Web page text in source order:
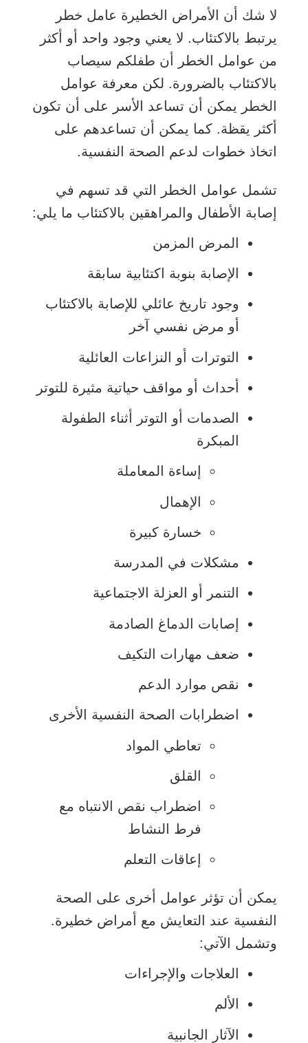
احتمالية الانتحار مساعدة الشباب
المعرضين لخطر الانتحار للحصول
على الرعاية الصحية النفسية.
يمكن أن يكون تقييم خطر الانتحار
أكثر صعوبة عند الأطفال والمراهقين
الذين يواجهون الأمراض الخطيرة. قد
يسأل أحد أفراد فريق الرعاية
المريض عن خطر الانتحار. فقد يساعد
هذا الطفل على الشعور بمزيد من
السؤال عن الانتحار لا يزيد من
احتمالية وقوع محاولة انتحار. هذا
عقل الشخص. بل إن طرح سؤال
"هل تفكر في قتل نفسك؟" يمكنه
المساعدة على إنقاذ الحياة.
وأي طفل أو مراهق يعبر عن أفكار
مستمرة عن الموت أو يذكر تعليقات
عن الانتحار ينبغي فحصه بواسطة أحد
متخصصي الصحة النفسية.
إذا كنتم أنتم أو شخص تعرفونه
تفكرون في الانتحار فاتصلوا برقم
الطوارئ فورًا أو اتصلوابخط الإنقاذ
الوطني لمنع الانتحاريفتح
في
نافذة
جديدة
ساعة على الرقم ‎1-800-273-TALK
اقرأوا عن منع الانتحار من المعهد
الوطني للصحة النفسية
الرابط
جديدة
5 خطوات عملية لمساعدة شخص
يعاني الألم النفسي
الرابط
في
نافذة
لا شك أن الأمراض الخطيرة عامل خطر
يرتبط بالاكتئاب. لا يعني وجود واحد أو أكثر
من عوامل الخطر أن طفلكم سيصاب
بالاكتئاب بالضرورة. لكن معرفة عوامل
الخطر يمكن أن تساعد الأسر على أن تكون
أكثر يقظة. كما يمكن أن تساعدهم على
اتخاذ خطوات لدعم الصحة النفسية.
تشمل عوامل الخطر التي قد تسهم في
إصابة الأطفال والمراهقين بالاكتئاب ما يلي:
المرض المزمن
الإصابة بنوبة اكتئابية سابقة
وجود تاريخ عائلي للإصابة بالاكتئاب
أو مرض نفسي آخر
التوترات أو النزاعات العائلية
أحداث أو مواقف حياتية مثيرة للتوتر
الصدمات أو التوتر أثناء الطفولة
المبكرة
إساءة المعاملة
الإهمال
خسارة كبيرة
مشكلات في المدرسة
التنمر أو العزلة الاجتماعية
إصابات الدماغ الصادمة
ضعف مهارات التكيف
نقص موارد الدعم
اضطرابات الصحة النفسية الأخرى
تعاطي المواد
القلق
اضطراب نقص الانتباه مع
فرط النشاط
إعاقات التعلم
يمكن أن تؤثر عوامل أخرى على الصحة
النفسية عند التعايش مع أمراض خطيرة.
وتشمل الآتي:
العلاجات والإجراءات
الألم
الآثار الجانبية